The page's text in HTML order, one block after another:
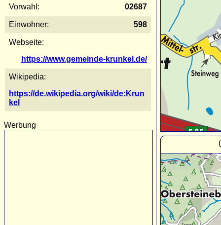
Vorwahl: 02687
Einwohner: 598
Webseite:
https://www.gemeinde-krunkel.de/
Wikipedia:
https://de.wikipedia.org/wiki/de:Krun
kel
Werbung